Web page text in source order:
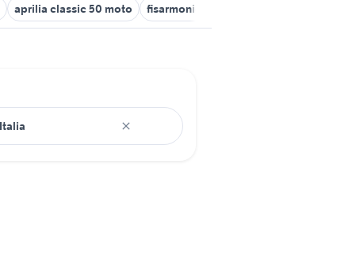
aprilia classic 50 moto fisarmoniche Veneto